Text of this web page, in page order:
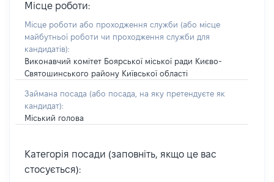
Місце роботи:
Місце роботи або проходження служби (або місце
майбутньої роботи чи проходження служби для
кандидатів):
Виконавчий комітет Боярської міської ради Києво-
Святошинського району Київської області
Займана посада (або посада, на яку претендуєте як
кандидат):
Міський голова
Категорія посади (заповніть, якщо це вас
стосується):